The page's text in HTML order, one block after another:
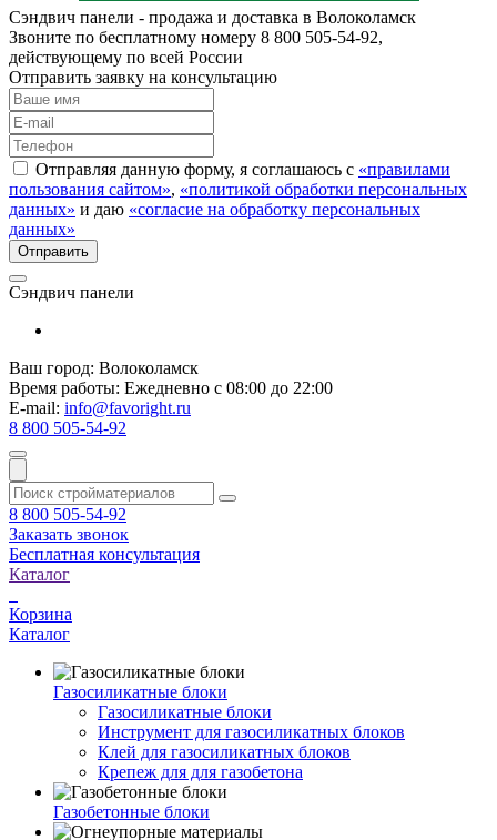
Сэндвич панели - продажа и доставка в Волоколамск
Звоните по бесплатному номеру 8 800 505-54-92,
действующему по всей России
Отправить заявку на консультацию
Отправляя данную форму, я соглашаюсь с «правилами
пользования сайтом», «политикой обработки персональных
данных» и даю «согласие на обработку персональных
данных»
Сэндвич панели
Ваш город: Волоколамск
Время работы: Ежедневно с 08:00 до 22:00
E-mail: info@favoright.ru
8 800 505-54-92
8 800 505-54-92
Заказать звонок
Бесплатная консультация
Каталог
Корзина
Каталог
Газосиликатные блоки
Газосиликатные блоки
Инструмент для газосиликатных блоков
Клей для газосиликатных блоков
Крепеж для для газобетона
Газобетонные блоки